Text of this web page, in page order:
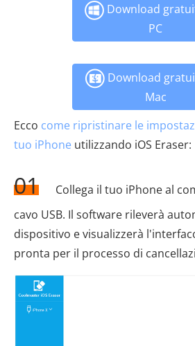
Download
PC
Download
Mac
Ecco come ripristinare le
tuo iPhone utilizzando iOS Eraser:
01
Collega il tuo iPhone al
cavo USB. Il software rileverà
dispositivo e visualizzerà
pronta per il processo di